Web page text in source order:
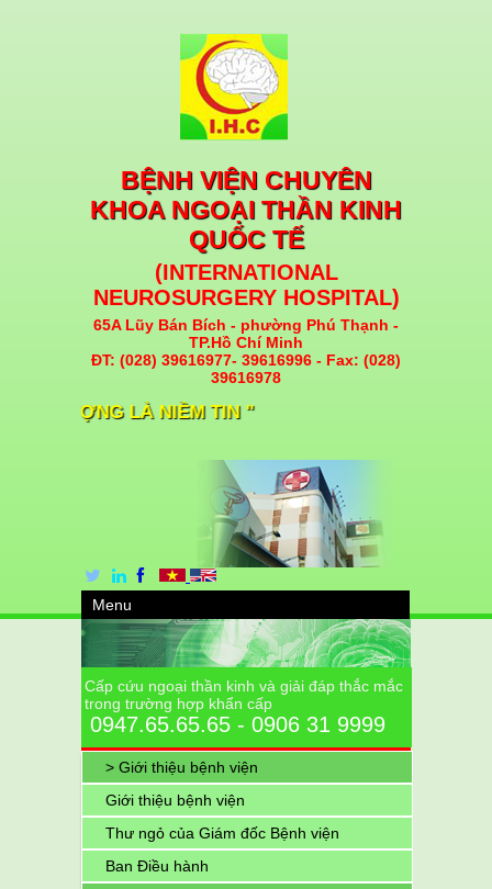
BỆNH VIỆN CHUYÊN
KHOA NGOẠI THẦN KINH
QUỐC TẾ
(INTERNATIONAL
NEUROSURGERY HOSPITAL)
65A Lũy Bán Bích - phường Phú Thạnh -
TP.Hồ Chí Minh
ĐT: (028) 39616977- 39616996 - Fax: (028)
39616978
LƯỢNG LÀ NIỀM TIN "
Menu
Cấp cứu ngoại thần kinh và giải đáp thắc mắc
trong trường hợp khẩn cấp
0947.65.65.65 - 0906 31 9999
> Giới thiệu bệnh viện
Giới thiệu bệnh viện
Thư ngỏ của Giám đốc Bệnh viện
Ban Điều hành